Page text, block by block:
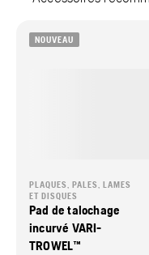
NOUVEAU
PLAQUES, PALES, LAMES
ET DISQUES
Pad de talochage
incurvé VARI-
TROWEL™